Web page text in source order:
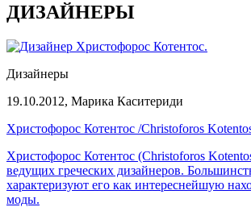
ДИЗАЙНЕРЫ
Дизайнеры
19.10.2012, Марика Каситериди
Христофорос Котентос /Christoforos
Христофорос Котентос (Christoforos
ведущих греческих дизайнеров.
характеризуют его как интереснейшую
моды.